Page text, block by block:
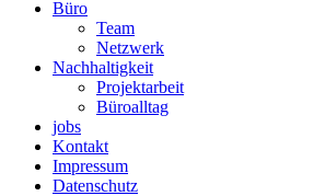
Büro
Team
Netzwerk
Nachhaltigkeit
Projektarbeit
Büroalltag
jobs
Kontakt
Impressum
Datenschutz